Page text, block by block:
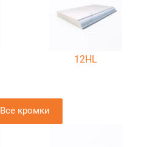
12HL
Все кромки